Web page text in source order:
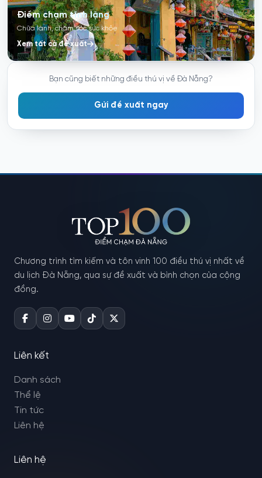
Điểm chạm tĩnh lặng
Chữa lành, chăm sóc sức khỏe
Xem tất cả đề xuất
Bạn cũng biết những điều thú vị về Đà Nẵng?
Gửi đề xuất ngay
Chương trình tìm kiếm và tôn vinh 100 điều thú vị nhất về
du lịch Đà Nẵng, qua sự đề xuất và bình chọn của cộng
đồng.
Liên kết
Danh sách
Thể lệ
Tin tức
Liên hệ
Liên hệ